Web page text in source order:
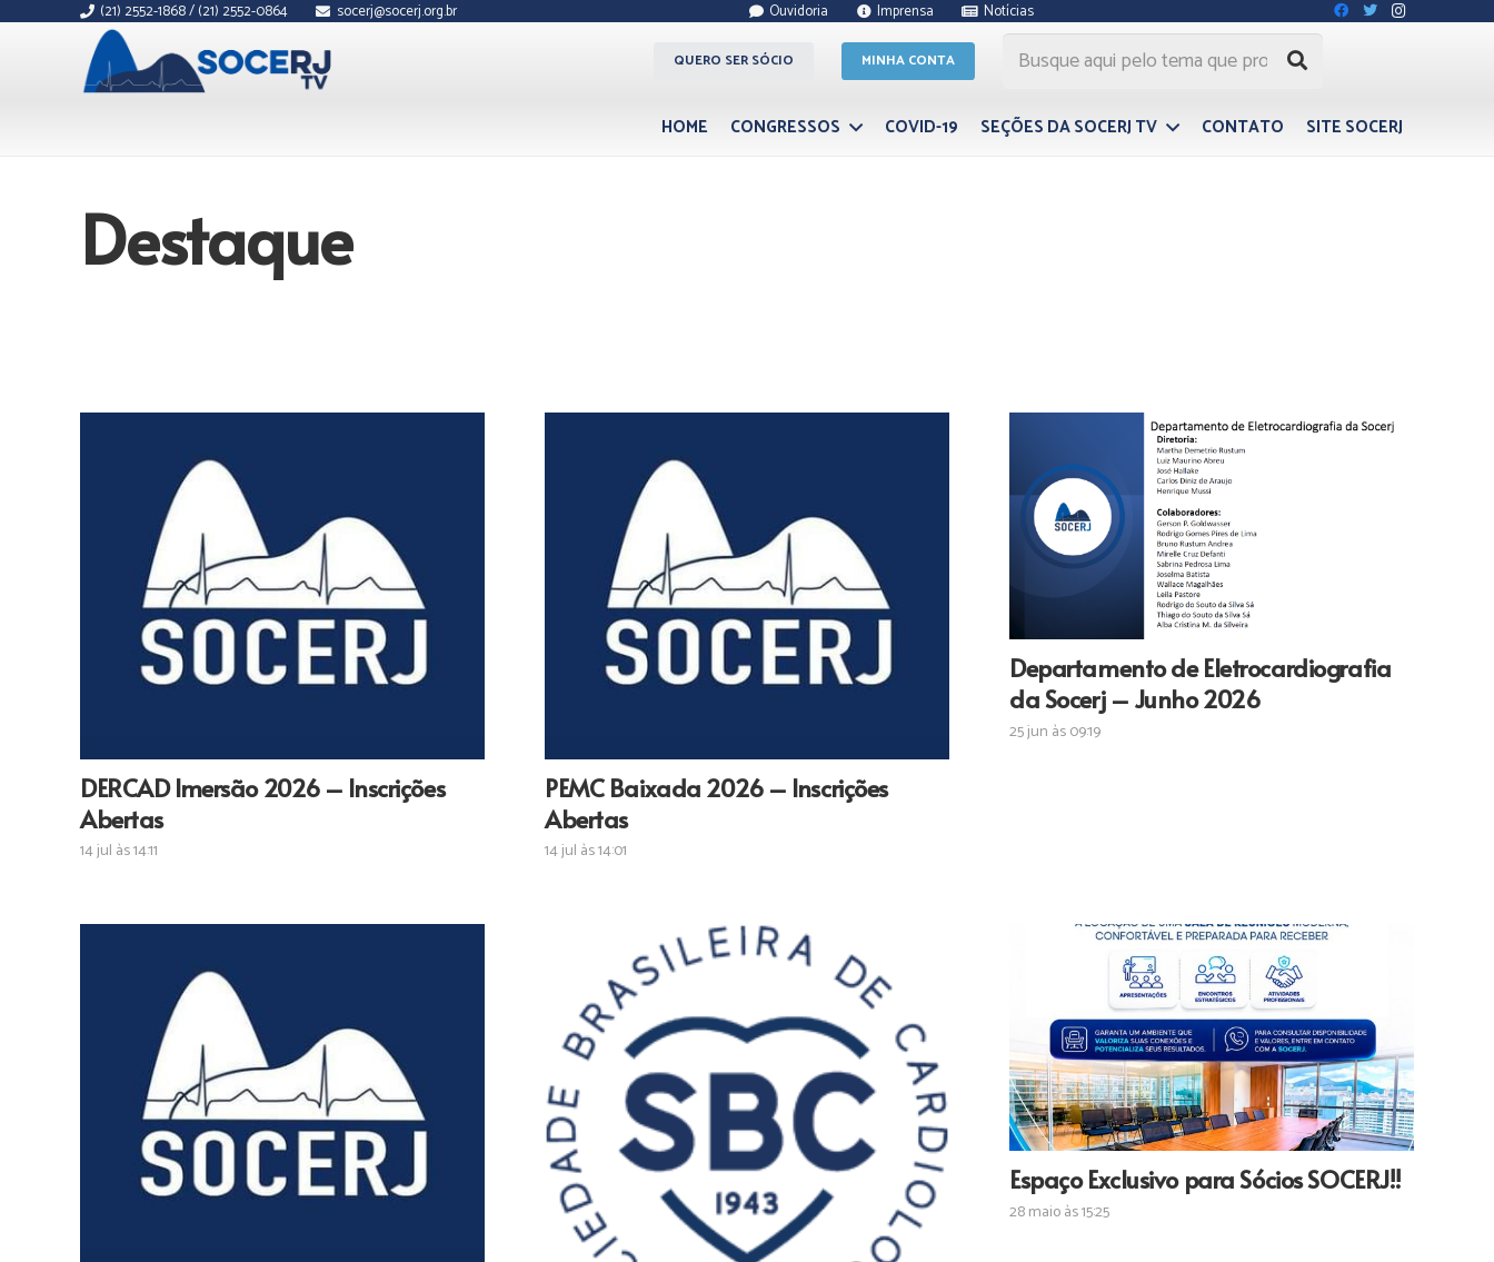
(21) 2552-1868 / (21) 2552-0864 socerj@socerj.org.br Ouvidoria Imprensa Notícias
QUERO SER SÓCIO MINHA CONTA
HOME CONGRESSOS COVID-19 SEÇÕES DA SOCERJ TV CONTATO SITE SOCERJ
Destaque
DERCAD Imersão 2026 – Inscrições
Abertas
14 jul às 14:11
PEMC Baixada 2026 – Inscrições
Abertas
14 jul às 14:01
Departamento de Eletrocardiografia
da Socerj – Junho 2026
25 jun às 09:19
Espaço Exclusivo para Sócios SOCERJ!!
28 maio às 15:25